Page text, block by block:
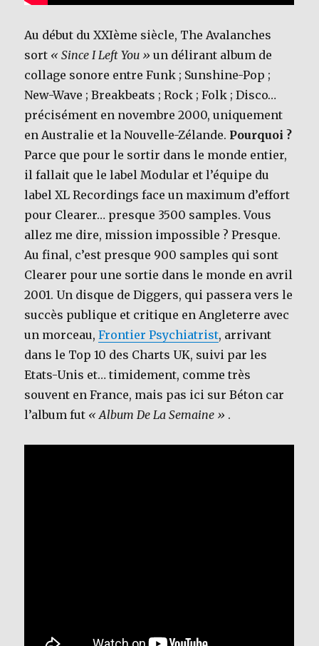
Au début du XXIème siècle, The Avalanches
sort « Since I Left You » un délirant album de
collage sonore entre Funk ; Sunshine-Pop ;
New-Wave ; Breakbeats ; Rock ; Folk ; Disco…
précisément en novembre 2000, uniquement
en Australie et la Nouvelle-Zélande. Pourquoi ?
Parce que pour le sortir dans le monde entier,
il fallait que le label Modular et l’équipe du
label XL Recordings face un maximum d’effort
pour Clearer… presque 3500 samples. Vous
allez me dire, mission impossible ? Presque.
Au final, c’est presque 900 samples qui sont
Clearer pour une sortie dans le monde en avril
2001. Un disque de Diggers, qui passera vers le
succès publique et critique en Angleterre avec
un morceau,Frontier Psychiatrist, arrivant
dans le Top 10 des Charts UK, suivi par les
Etats-Unis et… timidement, comme très
souvent en France, mais pas ici sur Béton car
l’album fut « Album De La Semaine » .